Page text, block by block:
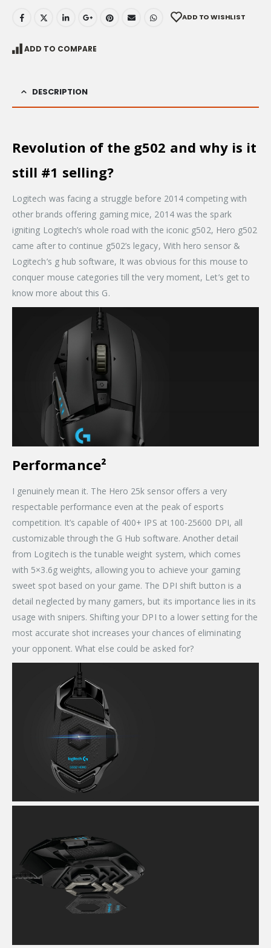
ADD TO WISHLIST
ADD TO COMPARE
DESCRIPTION
Revolution of the g502 and why is it
still #1 selling?
Logitech was facing a struggle before 2014 competing with
other brands offering gaming mice, 2014 was the spark
igniting Logitech’s whole road with the iconic g502, Hero g502
came after to continue g502’s legacy, With hero sensor &
Logitech’s g hub software, It was obvious for this mouse to
conquer mouse categories till the very moment, Let’s get to
know more about this G.
Performance²
I genuinely mean it. The Hero 25k sensor offers a very
respectable performance even at the peak of esports
competition. It’s capable of 400+ IPS at 100-25600 DPI, all
customizable through the G Hub software. Another detail
from Logitech is the tunable weight system, which comes
with 5×3.6g weights, allowing you to achieve your gaming
sweet spot based on your game. The DPI shift button is a
detail neglected by many gamers, but its importance lies in its
usage with snipers. Shifting your DPI to a lower setting for the
most accurate shot increases your chances of eliminating
your opponent. What else could be asked for?